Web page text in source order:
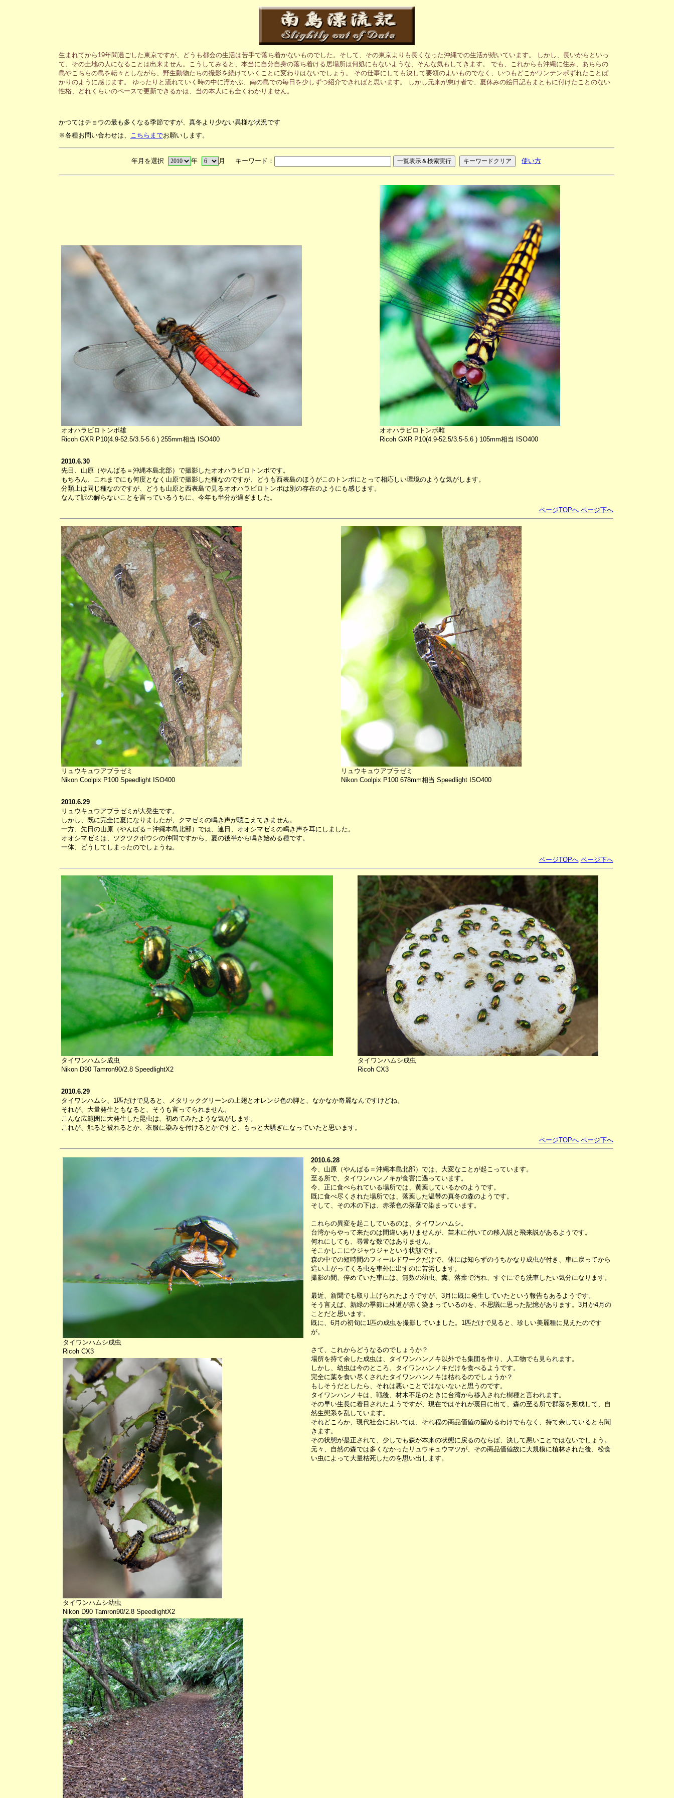
生まれてから19年間過ごした東京ですが、どうも都会の生活は苦手で落ち着かないものでした。そして、その東京よりも長くなった沖縄での生活が続いています。 しかし、長いからといっ
て、その土地の人になることは出来ません。こうしてみると、本当に自分自身の落ち着ける居場所は何処にもないような、そんな気もしてきます。 でも、これからも沖縄に住み、あちらの
島やこちらの島を転々としながら、野生動物たちの撮影を続けていくことに変わりはないでしょう。 その仕事にしても決して要領のよいものでなく、いつもどこかワンテンポずれたことば
かりのように感じます。 ゆったりと流れていく時の中に浮かぶ、南の島での毎日を少しずつ紹介できればと思います。 しかし元来が怠け者で、夏休みの絵日記もまともに付けたことのない
性格、どれくらいのペースで更新できるかは、当の本人にも全くわかりません。
かつてはチョウの最も多くなる季節ですが、真冬より少ない異様な状況です
※各種お問い合わせは、 こちらまでお願いします。
年月を選択 年 月 キーワード： 使い方
オオハラビロトンボ雄
Ricoh GXR P10(4.9-52.5/3.5-5.6 ) 255mm相当 ISO400
オオハラビロトンボ雌
Ricoh GXR P10(4.9-52.5/3.5-5.6 ) 105mm相当 ISO400
2010.6.30
先日、山原（やんばる＝沖縄本島北部）で撮影したオオハラビロトンボです。
もちろん、これまでにも何度となく山原で撮影した種なのですが、どうも西表島のほうがこのトンボにとって相応しい環境のような気がします。
分類上は同じ種なのですが、どうも山原と西表島で見るオオハラビロトンボは別の存在のようにも感じます。
なんて訳の解らないことを言っているうちに、今年も半分が過ぎました。
ページTOPへ ページ下へ
リュウキュウアブラゼミ
Nikon Coolpix P100 Speedlight ISO400
リュウキュウアブラゼミ
Nikon Coolpix P100 678mm相当 Speedlight ISO400
2010.6.29
リュウキュウアブラゼミが大発生です。
しかし、既に完全に夏になりましたが、クマゼミの鳴き声が聴こえてきません。
一方、先日の山原（やんばる＝沖縄本島北部）では、連日、オオシマゼミの鳴き声を耳にしました。
オオシマゼミは、ツクツクボウシの仲間ですから、夏の後半から鳴き始める種です。
一体、どうしてしまったのでしょうね。
ページTOPへ ページ下へ
タイワンハムシ成虫
Nikon D90 Tamron90/2.8 SpeedlightX2
タイワンハムシ成虫
Ricoh CX3
2010.6.29
タイワンハムシ、1匹だけで見ると、メタリックグリーンの上翅とオレンジ色の脚と、なかなか奇麗なんですけどね。
それが、大量発生ともなると、そうも言ってられません。
こんな広範囲に大発生した昆虫は、初めてみたような気がします。
これが、触ると被れるとか、衣服に染みを付けるとかですと、もっと大騒ぎになっていたと思います。
ページTOPへ ページ下へ
タイワンハムシ成虫
Ricoh CX3
タイワンハムシ幼虫
Nikon D90 Tamron90/2.8 SpeedlightX2
2010.6.28
今、山原（やんばる＝沖縄本島北部）では、大変なことが起こっています。
至る所で、タイワンハンノキが食害に遇っています。
今、正に食べられている場所では、黄葉しているかのようです。
既に食べ尽くされた場所では、落葉した温帯の真冬の森のようです。
そして、その木の下は、赤茶色の落葉で染まっています。
これらの異変を起こしているのは、タイワンハムシ。
台湾からやって来たのは間違いありませんが、苗木に付いての移入説と飛来説があるようです。
何れにしても、尋常な数ではありません。
そこかしこにウジャウジャという状態です。
森の中での短時間のフィールドワークだけで、体には知らずのうちかなり成虫が付き、車に戻ってから
這い上がってくる虫を車外に出すのに苦労します。
撮影の間、停めていた車には、無数の幼虫、糞、落葉で汚れ、すぐにでも洗車したい気分になります。
最近、新聞でも取り上げられたようですが、3月に既に発生していたという報告もあるようです。
そう言えば、新緑の季節に林道が赤く染まっているのを、不思議に思った記憶があります。3月か4月の
ことだと思います。
既に、6月の初旬に1匹の成虫を撮影していました。1匹だけで見ると、珍しい美麗種に見えたのです
が。
さて、これからどうなるのでしょうか？
場所を持て余した成虫は、タイワンハンノキ以外でも集団を作り、人工物でも見られます。
しかし、幼虫は今のところ、タイワンハンノキだけを食べるようです。
完全に葉を食い尽くされたタイワンハンノキは枯れるのでしょうか？
もしそうだとしたら、それは悪いことではないないと思うのです。
タイワンハンノキは、戦後、材木不足のときに台湾から移入された樹種と言われます。
その早い生長に着目されたようですが、現在ではそれが裏目に出て、森の至る所で群落を形成して、自
然生態系を乱しています。
それどころか、現代社会においては、それ程の商品価値の望めるわけでもなく、持て余しているとも聞
きます。
その状態が是正されて、少しでも森が本来の状態に戻るのならば、決して悪いことではないでしょう。
元々、自然の森では多くなかったリュウキュウマツが、その商品価値故に大規模に植林された後、松食
い虫によって大量枯死したのを思い出します。